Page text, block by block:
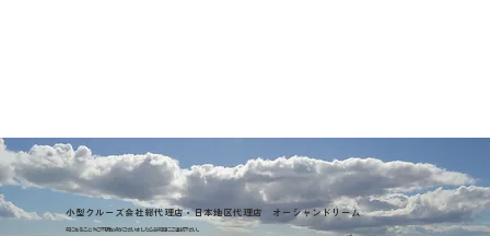
小型クルーズ会社総代理店・日本地区代理店 オーシャンドリーム
気になることやご不明な点がございましたらお気軽にご連絡下さい。